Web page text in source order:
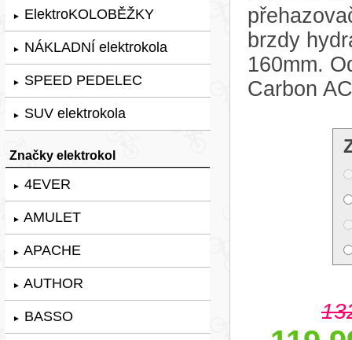
► ElektroKOLOBĚŽKY
► NÁKLADNÍ elektrokola
► SPEED PEDELEC
► SUV elektrokola
Značky elektrokol
► 4EVER
► AMULET
► APACHE
► AUTHOR
► BASSO
brzdy
160mm.
Carbon